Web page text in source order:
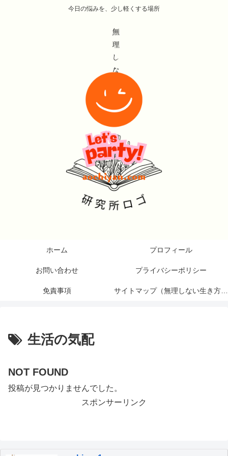
今日の悩みを、少し軽くする場所
ホーム プロフィール
お問い合わせ プライバシーポリシー
免責事項 サイトマップ（無理しない生き方研究所）
生活の気配
NOT FOUND
投稿が見つかりませんでした。
スポンサーリンク